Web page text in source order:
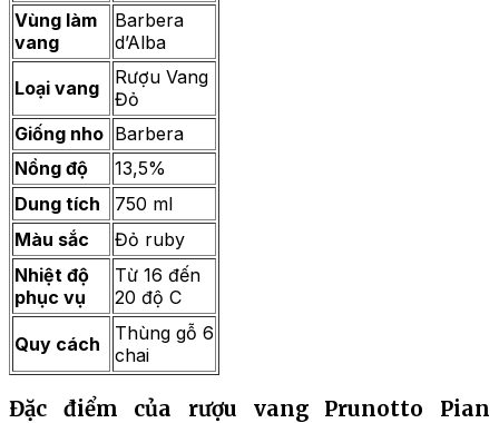
Vùng làm
vang
Barbera
d’Alba
Loại vang
Rượu Vang
Đỏ
Giống nho Barbera
Nồng độ
13,5%
Dung tích
750 ml
Màu sắc
Đỏ ruby
Nhiệt độ
phục vụ
Từ 16 đến
20 độ C
Quy cách
Thùng gỗ 6
chai
Đặc điểm của rượu vang Prunotto Pian